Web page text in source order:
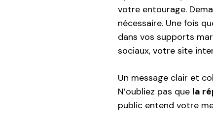
votre entourage.
nécessaire. Une fois
dans vos supports
sociaux, votre site
Un message clair et
N’oubliez pas que la
public entend votre